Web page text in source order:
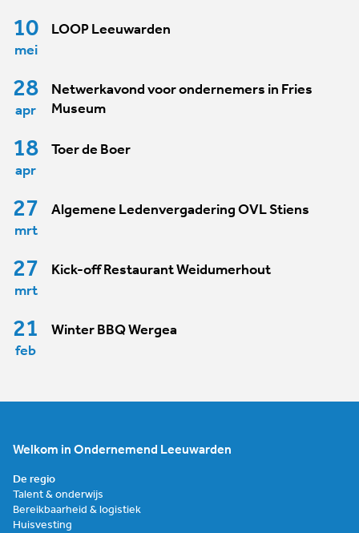
10
mei
LOOP Leeuwarden
28
apr
Netwerkavond voor ondernemers in Fries
Museum
18
apr
Toer de Boer
27
mrt
Algemene Ledenvergadering OVL Stiens
27
mrt
Kick-off Restaurant Weidumerhout
21
feb
Winter BBQ Wergea
Welkom in Ondernemend Leeuwarden
De regio
Talent & onderwijs
Bereikbaarheid & logistiek
Huisvesting